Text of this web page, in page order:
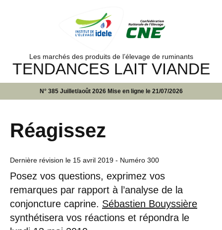
Les marchés des produits de l’élevage de ruminants
TENDANCES LAIT VIANDE
N° 385 Juillet/août 2026 Mise en ligne le 21/07/2026
Réagissez
Dernière révision le 15 avril 2019 - Numéro 300
Posez vos questions, exprimez vos
remarques par rapport à l’analyse de la
conjoncture caprine. Sébastien Bouyssière
synthétisera vos réactions et répondra le